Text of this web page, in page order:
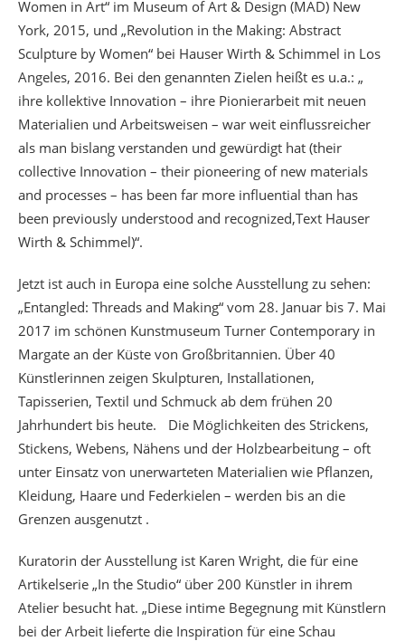
Women in Art“ im Museum of Art & Design (MAD) New
York, 2015, und „Revolution in the Making: Abstract
Sculpture by Women“ bei Hauser Wirth & Schimmel in Los
Angeles, 2016. Bei den genannten Zielen heißt es u.a.: „
ihre kollektive Innovation – ihre Pionierarbeit mit neuen
Materialien und Arbeitsweisen – war weit einflussreicher
als man bislang verstanden und gewürdigt hat (their
collective Innovation – their pioneering of new materials
and processes – has been far more influential than has
been previously understood and recognized,Text Hauser
Wirth & Schimmel)“.
Jetzt ist auch in Europa eine solche Ausstellung zu sehen:
„Entangled: Threads and Making“ vom 28. Januar bis 7. Mai
2017 im schönen Kunstmuseum Turner Contemporary in
Margate an der Küste von Großbritannien. Über 40
Künstlerinnen zeigen Skulpturen, Installationen,
Tapisserien, Textil und Schmuck ab dem frühen 20
Jahrhundert bis heute. Die Möglichkeiten des Strickens,
Stickens, Webens, Nähens und der Holzbearbeitung – oft
unter Einsatz von unerwarteten Materialien wie Pflanzen,
Kleidung, Haare und Federkielen – werden bis an die
Grenzen ausgenutzt .
Kuratorin der Ausstellung ist Karen Wright, die für eine
Artikelserie „In the Studio“ über 200 Künstler in ihrem
Atelier besucht hat. „Diese intime Begegnung mit Künstlern
bei der Arbeit lieferte die Inspiration für eine Schau